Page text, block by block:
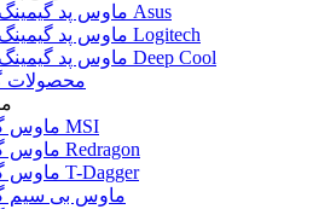
ماوس پد گیمینگ Asus
ماوس پد گیمینگ Logitech
ماوس پد گیمینگ Deep Cool
محصولات
ماوس گیمینگ MSI
ماوس گیمینگ Redragon
ماوس گیمینگ T-Dagger
ماوس بی سیم